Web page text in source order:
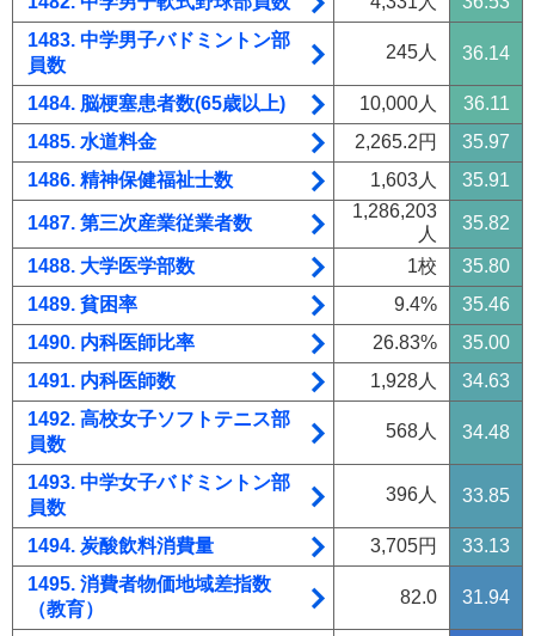
1483. 中学男子バドミントン部
員数
245人 36.14
1484. 脳梗塞患者数(65歳以上) 10,000人
36.11
1485. 水道料金
2,265.2円
35.97
1486. 精神保健福祉士数
1,603人 35.91
1487. 第三次産業従業者数
1,286,203
人
35.82
1488. 大学医学部数 1校
35.80
1489. 貧困率
9.4%
35.46
1490. 内科医師比率
26.83%
35.00
1491. 内科医師数
1,928人
34.63
1492. 高校女子ソフトテニス部
員数
568人 34.48
1493. 中学女子バドミントン部
員数
396人 33.85
1494. 炭酸飲料消費量 3,705円
33.13
1495. 消費者物価地域差指数
（教育）
82.0 31.94